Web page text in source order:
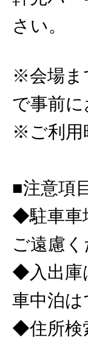
さい。
※会場ま
で事前
※ご利用
■注意項
◆駐車車
ご遠慮く
◆入出庫
車中泊は
◆住所検